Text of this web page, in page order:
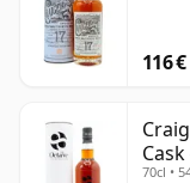
116 €
70cl •